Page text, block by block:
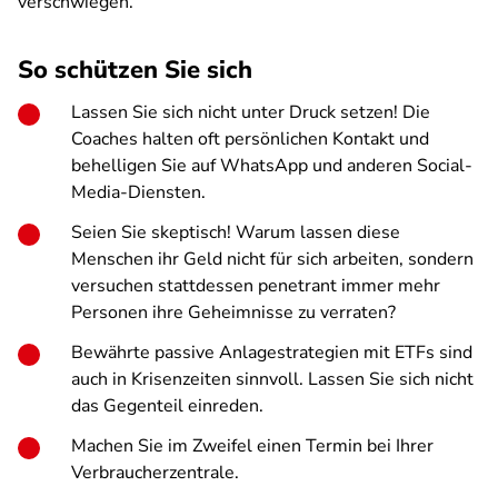
So schützen Sie sich
Lassen Sie sich nicht unter Druck setzen! Die
Coaches halten oft persönlichen Kontakt und
behelligen Sie auf WhatsApp und anderen Social-
Media-Diensten.
Seien Sie skeptisch! Warum lassen diese
Menschen ihr Geld nicht für sich arbeiten, sondern
versuchen stattdessen penetrant immer mehr
Personen ihre Geheimnisse zu verraten?
Bewährte passive Anlagestrategien mit ETFs sind
auch in Krisenzeiten sinnvoll. Lassen Sie sich nicht
das Gegenteil einreden.
Machen Sie im Zweifel einen Termin bei Ihrer
Verbraucherzentrale.